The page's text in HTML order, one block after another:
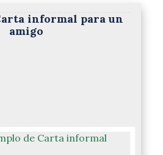
informal para un
amigo